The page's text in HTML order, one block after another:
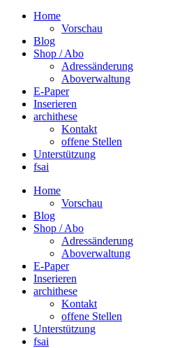
Home
Vorschau
Blog
Shop / Abo
Adressänderung
Aboverwaltung
E-Paper
Inserieren
archithese
Kontakt
offene Stellen
Unterstützung
fsai
Home
Vorschau
Blog
Shop / Abo
Adressänderung
Aboverwaltung
E-Paper
Inserieren
archithese
Kontakt
offene Stellen
Unterstützung
fsai